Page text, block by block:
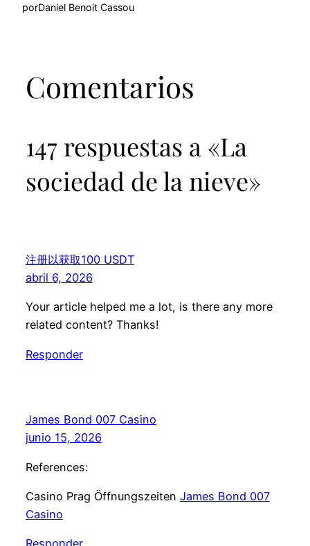
porDaniel Benoit Cassou
Comentarios
147 respuestas a «La
sociedad de la nieve»
注册以获取100 USDT
abril 6, 2026
Your article helped me a lot, is there any more
related content? Thanks!
Responder
James Bond 007 Casino
junio 15, 2026
References:
Casino Prag Öffnungszeiten James Bond 007
Casino